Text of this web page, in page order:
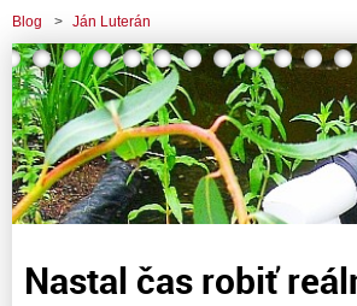
Najčítanejšie články
Najkomentovanejšie články
Zoznam blogov
Komerčné blogy
Blog > Ján Luterán
Nastal čas robiť